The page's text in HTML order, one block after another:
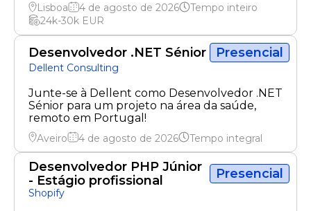
Lisboa 4 de agosto de 2026
Tempo inteiro
24k-30k EUR
Desenvolvedor .NET Sénior Presencial
Dellent Consulting
Junte-se à Dellent como Desenvolvedor .NET
Sénior para um projeto na área da saúde,
remoto em Portugal!
Aveiro 4 de agosto de 2026 Tempo integral
Desenvolvedor PHP Júnior
- Estágio profissional
Presencial
Shopify